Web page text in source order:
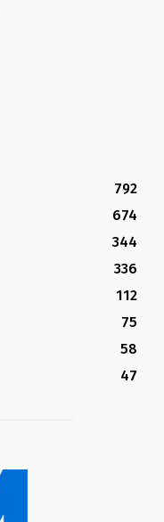
792
674
344
336
112
75
58
47